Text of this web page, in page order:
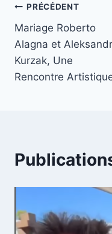
Navigation
de
l’article
PRÉCÉDENT
Mariage Roberto
Alagna et
Kurzak, Une
Rencontre